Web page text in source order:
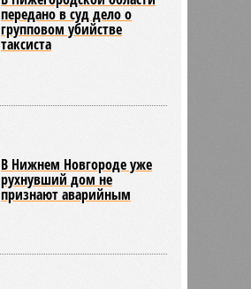
передано в суд дело о
групповом убийстве
таксиста
В Нижнем Новгороде уже
рухнувший дом не
признают аварийным